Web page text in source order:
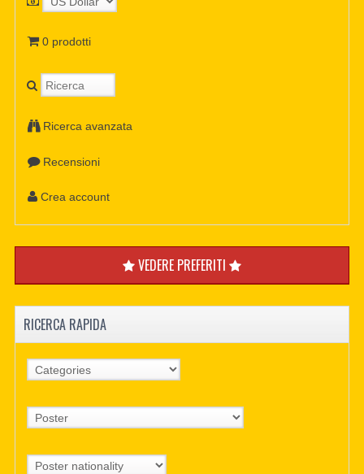
0 prodotti
Ricerca avanzata
Recensioni
Crea account
VEDERE PREFERITI
RICERCA RAPIDA